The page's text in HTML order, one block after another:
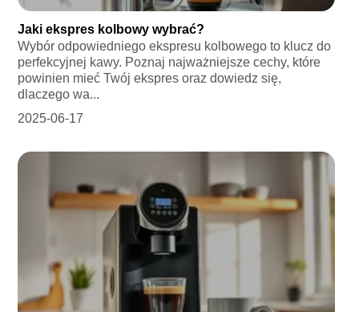
Jaki ekspres kolbowy wybrać?
Wybór odpowiedniego ekspresu kolbowego to klucz do
perfekcyjnej kawy. Poznaj najważniejsze cechy, które
powinien mieć Twój ekspres oraz dowiedz się,
dlaczego wa...
2025-06-17